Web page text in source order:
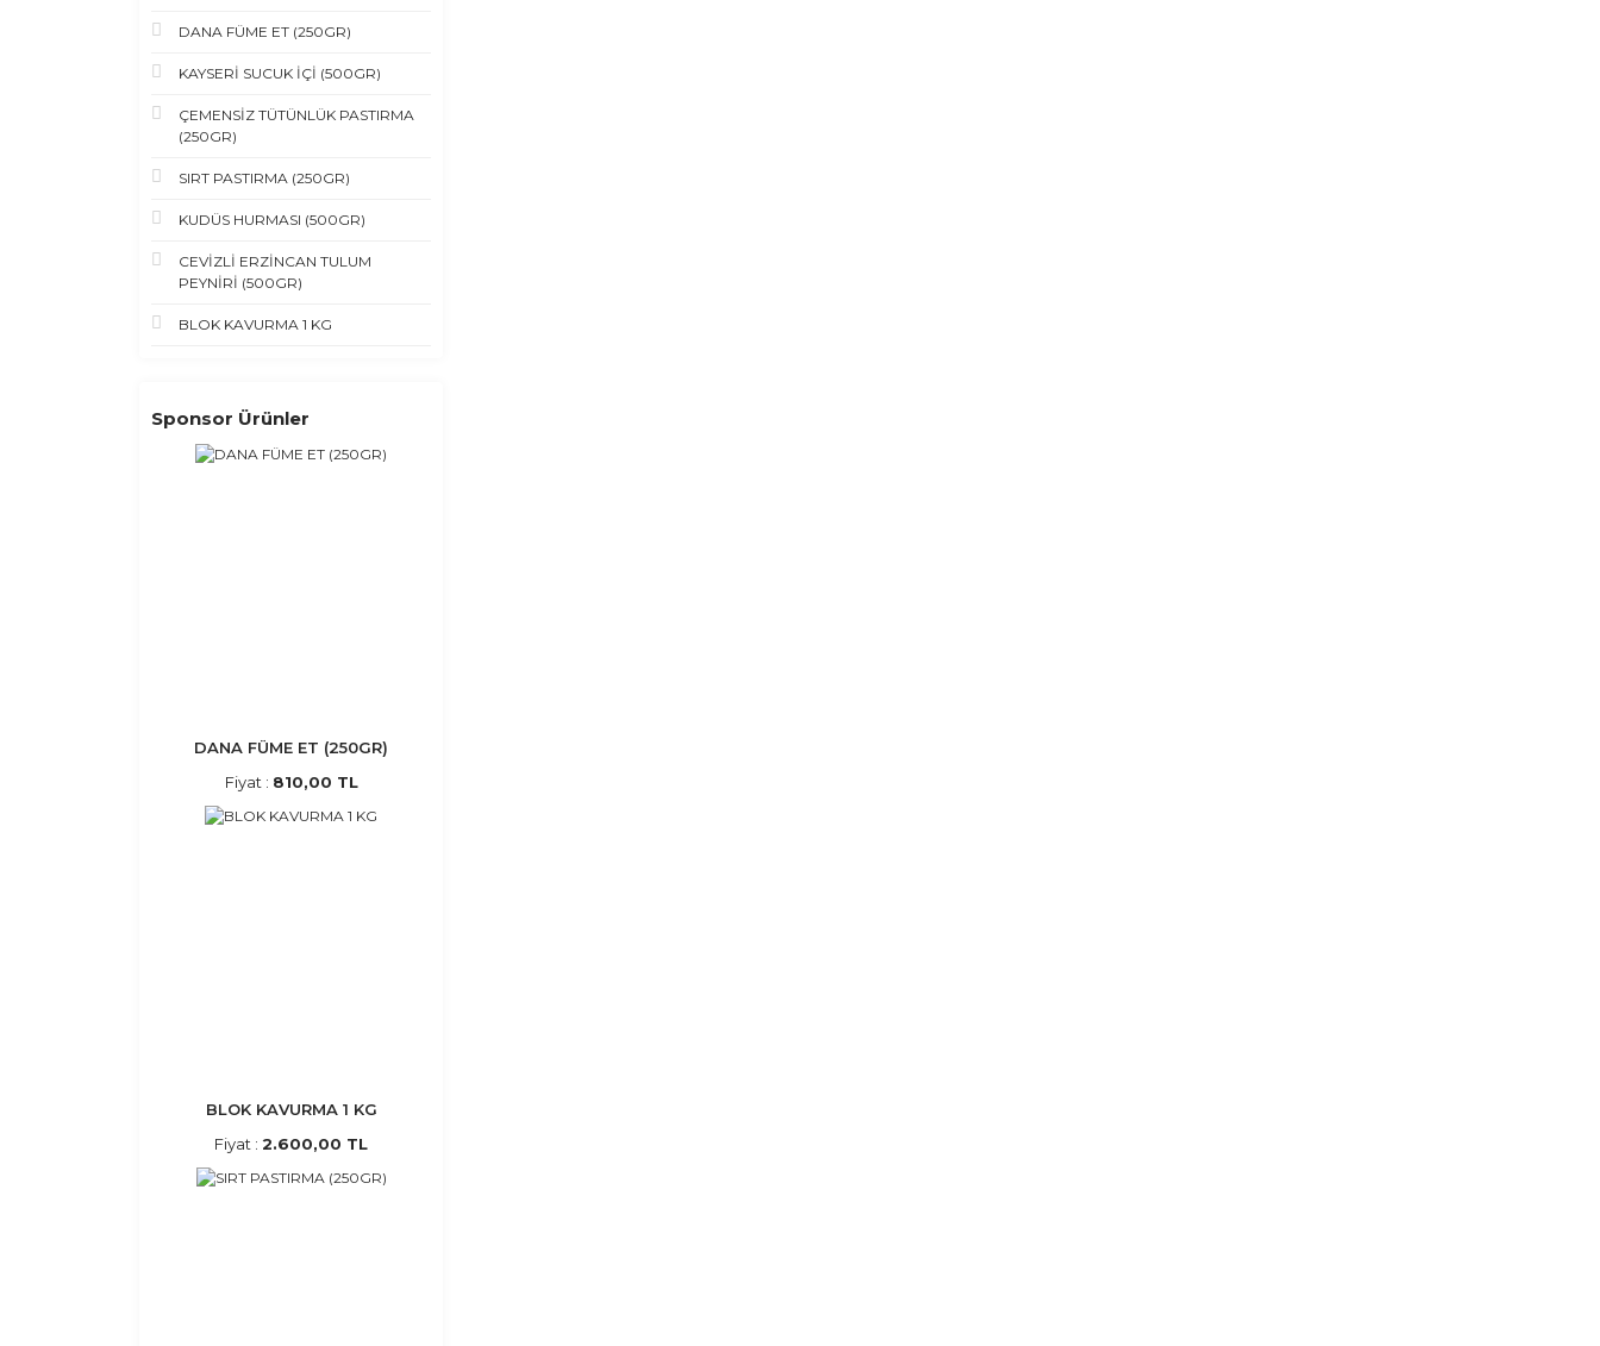
DANA FÜME ET (250GR)
KAYSERİ SUCUK İÇİ (500GR)
ÇEMENSİZ TÜTÜNLÜK PASTIRMA
(250GR)
SIRT PASTIRMA (250GR)
KUDÜS HURMASI (500GR)
CEVİZLİ ERZİNCAN TULUM
PEYNİRİ (500GR)
BLOK KAVURMA 1 KG
Sponsor Ürünler
DANA FÜME ET (250GR)
Fiyat : 810,00 TL
BLOK KAVURMA 1 KG
Fiyat : 2.600,00 TL